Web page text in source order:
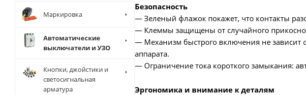
Безопасность
— Зеленый флажок покажет, что контакты
— Клеммы защищены от случайного
— Механизм быстрого включения не зависит
аппарата.
— Ограничение тока короткого замыкания:
Эргономика и внимание к деталям
Маркировка
Автоматические
выключатели и УЗО
Кнопки, джойстики и
светосигнальная
арматура